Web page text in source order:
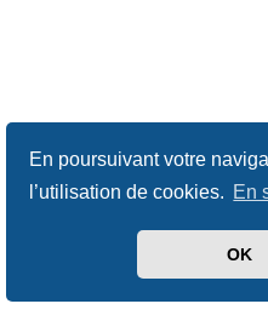
En poursuivant votre
l’utilisation de cookies. En
OK